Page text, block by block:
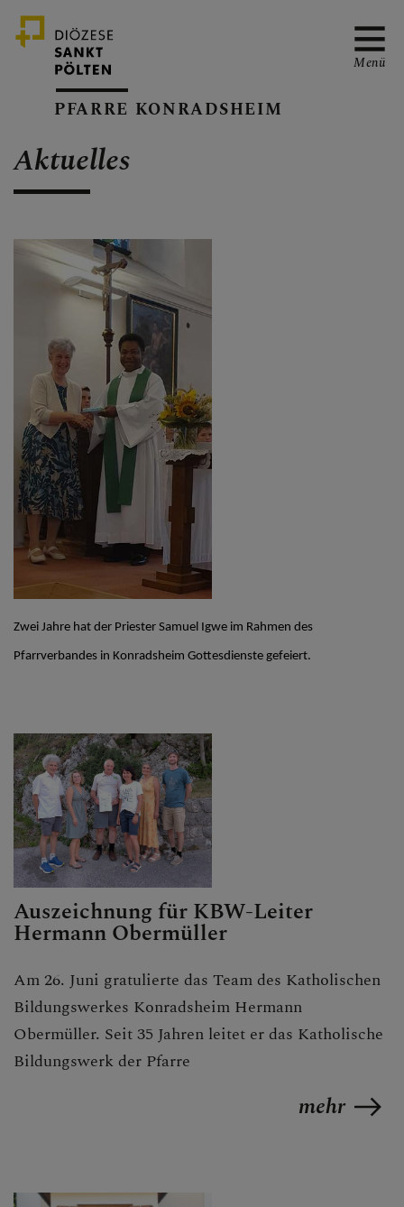
PFARRVERBAND-SEITE
GOTTESDIENSTORDNUN
G
TERMINKALENDER
PFARRBRIEFE
AKTUELLES
TEAM
PFARRE
LINKS
PFARRE KONRADSHEIM
Menü
Aktuelles
Zwei Jahre hat der Priester Samuel Igwe im Rahmen des
Pfarrverbandes in Konradsheim Gottesdienste gefeiert.
Auszeichnung für KBW-Leiter
Hermann Obermüller
Am 26. Juni gratulierte das Team des Katholischen
Bildungswerkes Konradsheim Hermann
Obermüller. Seit 35 Jahren leitet er das Katholische
Bildungswerk der Pfarre
mehr